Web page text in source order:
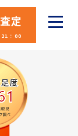
定
21：00